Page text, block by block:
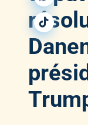
Nous
Nous